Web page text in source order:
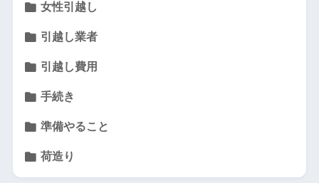
女性引越し
引越し業者
引越し費用
手続き
準備やること
荷造り